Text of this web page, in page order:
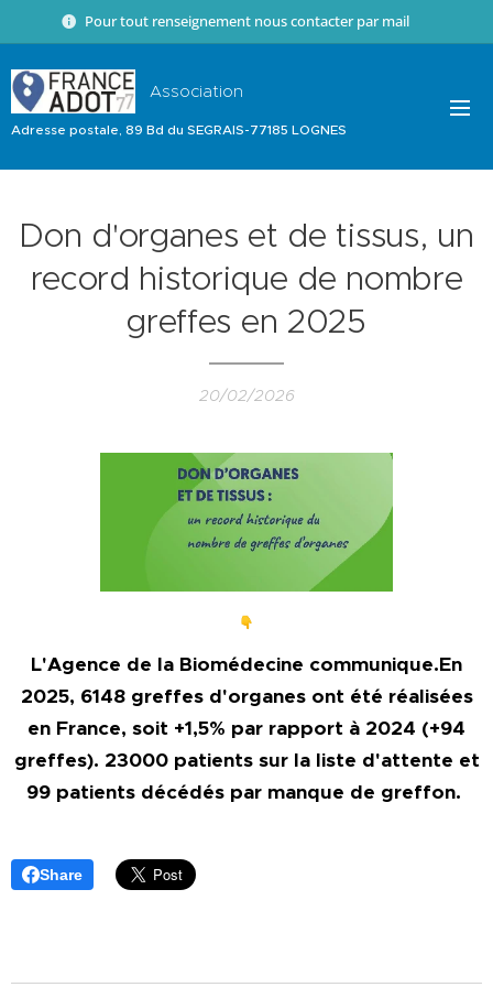
Pour tout renseignement nous contacter par mail 📧
Association
Adresse postale, 89 Bd du SEGRAIS-77185 LOGNES
Don d'organes et de tissus, un
record historique de nombre
greffes en 2025
20/02/2026
L'Agence de la Biomédecine communique.En
2025, 6148 greffes d'organes ont été réalisées
en France, soit +1,5% par rapport à 2024 (+94
greffes). 23000 patients sur la liste d'attente et
99 patients décédés par manque de greffon.
Share